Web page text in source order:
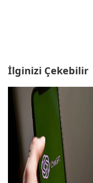
İlginizi Çekebilir